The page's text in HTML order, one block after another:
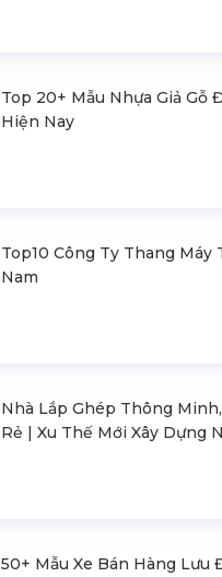
Top 20+ Mẫu Nhựa Giả Gỗ
Hiện Nay
Top10 Công Ty Thang Máy
Nam
Nhà Lắp Ghép Thông
Rẻ | Xu Thế Mới Xây Dựng
50+ Mẫu Xe Bán Hàng Lưu